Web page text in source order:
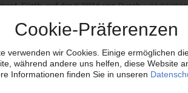
Fürth, auf der K 2016 vor. Durch...11.07.2016
einen besonders kurzen Druckkopf...11.07.2016